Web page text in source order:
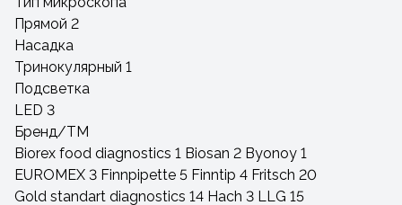
Прямой 2
Насадка
Тринокулярный 1
Подсветка
LED 3
Бренд/ТМ
Biorex food diagnostics 1 Biosan 2 Byonoy 1
EUROMEX 3 Finnpipette 5 Finntip 4 Fritsch 20
Gold standart diagnostics 14 Hach 3 LLG 15